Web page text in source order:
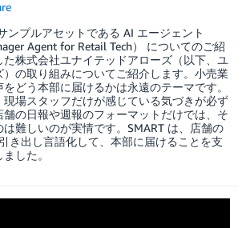
ンプルアセットである AI エージェント
Agent for Retail Tech） についてのご紹
株式会社ユナイテッドアローズ（以下、ユ
の取り組みについてご紹介します。小売業
どう本部に届けるかは永遠のテーマです。
場スタッフだけが感じている気づきが必ず
の日報や週報のフォーマットだけでは、そ
難しいのが実情です。SMART は、店舗の
き出し言語化して、本部に届けることを支
した。